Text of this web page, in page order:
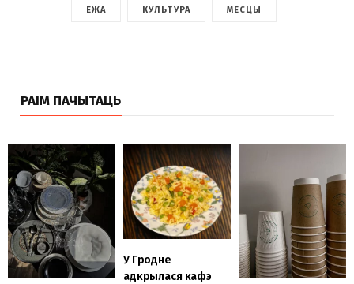
ЕЖА КУЛЬТУРА МЕСЦЫ
РАІМ ПАЧЫТАЦЬ
У Гродне
адкрылася кафэ